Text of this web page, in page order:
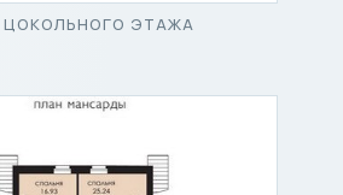
ЦОКОЛЬНОГО ЭТАЖА